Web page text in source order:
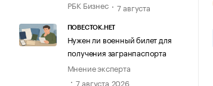
РБК Бизнес
7 августа
ПОВЕСТОК.НЕТ
Нужен ли военный билет для
получения загранпаспорта
Мнение эксперта
7 августа 2026